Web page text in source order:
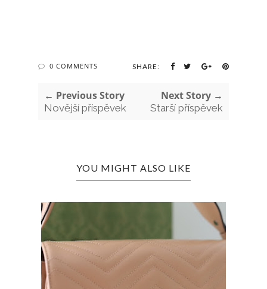
0 COMMENTS SHARE:
← Previous Story
Novější příspěvek
Next Story →
Starší příspěvek
YOU MIGHT ALSO LIKE